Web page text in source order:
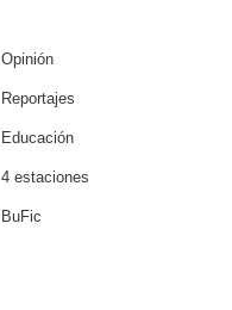
Opinión
Reportajes
Educación
4 estaciones
BuFic